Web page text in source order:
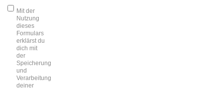
Mit der
Nutzung
dieses
Formulars
erklärst du
dich mit
der
Speicherung
und
Verarbeitung
deiner